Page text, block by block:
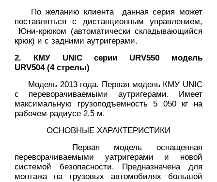
По желанию клиента данная серия может
поставляться с дистанционным управлением,
Юни-крюком (автоматически складывающийся
крюк) и с задними аутригерами.
2. КМУ UNIC серии URV550 модель
URV504 (4 стрелы)
Модель 2013 года. Первая модель КМУ UNIC
с переворачиваемыми аутригерами. Имеет
максимальную грузоподъемность 5 050 кг на
рабочем радиусе 2,5 м.
ОСНОВНЫЕ ХАРАКТЕРИСТИКИ
Первая модель оснащенная
переворачиваемыми уатригерами и новой
системой безопасности. Предназначена для
монтажа на грузовых автомобилях большой